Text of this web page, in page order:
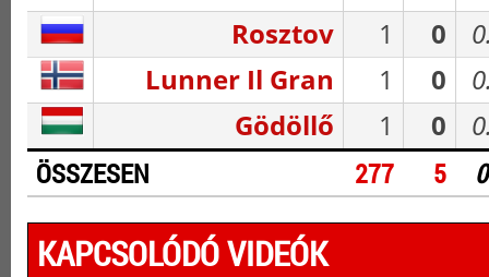
Rosztov
1 0
Lunner Il Gran
1 0
Gödöllő
1 0
ÖSSZESEN 277 5
KAPCSOLÓDÓ VIDEÓK